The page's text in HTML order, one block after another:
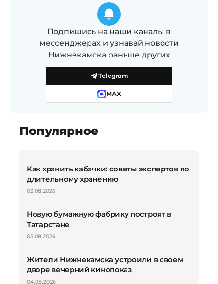
Подпишись на наши каналы в
мессенджерах и узнавай новости
Нижнекамска раньше других
Telegram
MAX
Популярное
Как хранить кабачки: советы экспертов по
длительному хранению
03.08.2026
Новую бумажную фабрику построят в
Татарстане
05.08.2026
Жители Нижнекамска устроили в своем
дворе вечерний кинопоказ
04.08.2026